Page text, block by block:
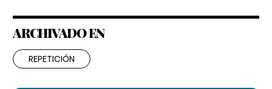
ARCHIVADO EN
REPETICIÓN